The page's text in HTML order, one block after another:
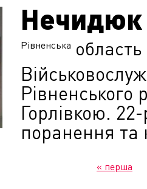
Нечидюк
Рівненська область
Горлівкою.
поранення та
« перша